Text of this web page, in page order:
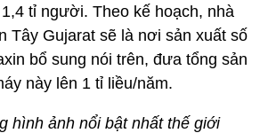
tỉ người. Theo kế hoạch, nhà
Tây Gujarat sẽ là nơi sản xuất số
bổ sung nói trên, đưa tổng sản
này lên 1 tỉ liều/năm.
hình ảnh nổi bật nhất thế giới